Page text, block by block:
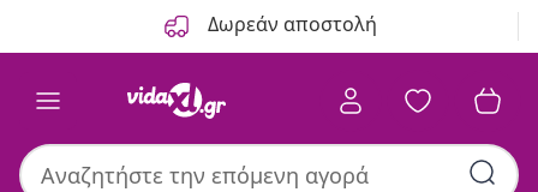
Δωρεάν αποστολή